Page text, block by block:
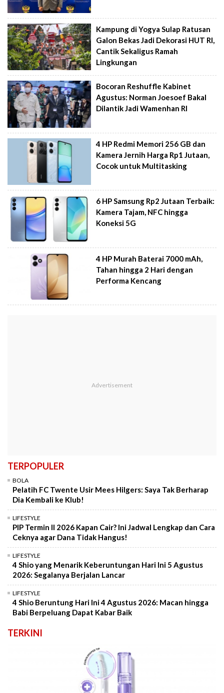
Kampung di Yogya Sulap Ratusan
Galon Bekas Jadi Dekorasi HUT RI,
Cantik Sekaligus Ramah
Lingkungan
Bocoran Reshuffle Kabinet
Agustus: Norman Joesoef Bakal
Dilantik Jadi Wamenhan RI
4 HP Redmi Memori 256 GB dan
Kamera Jernih Harga Rp1 Jutaan,
Cocok untuk Multitasking
6 HP Samsung Rp2 Jutaan Terbaik:
Kamera Tajam, NFC hingga
Koneksi 5G
4 HP Murah Baterai 7000 mAh,
Tahan hingga 2 Hari dengan
Performa Kencang
TERPOPULER
BOLA
Pelatih FC Twente Usir Mees Hilgers: Saya Tak Berharap
Dia Kembali ke Klub!
LIFESTYLE
PIP Termin II 2026 Kapan Cair? Ini Jadwal Lengkap dan Cara
Ceknya agar Dana Tidak Hangus!
LIFESTYLE
4 Shio yang Menarik Keberuntungan Hari Ini 5 Agustus
2026: Segalanya Berjalan Lancar
LIFESTYLE
4 Shio Beruntung Hari Ini 4 Agustus 2026: Macan hingga
Babi Berpeluang Dapat Kabar Baik
TERKINI